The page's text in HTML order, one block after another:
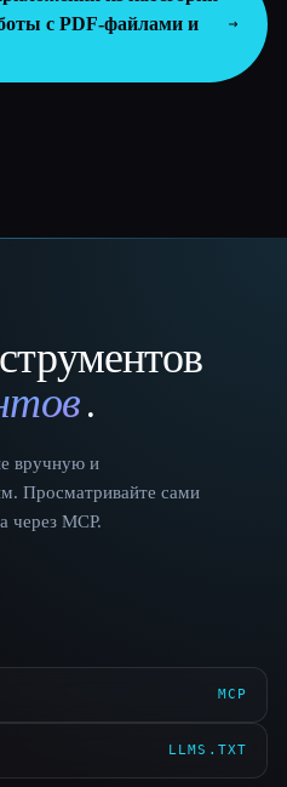
с PDF-файлами и
.
вручную и
Просматривайте сами
через MCP.
MCP
LLMS.TXT